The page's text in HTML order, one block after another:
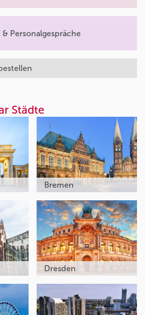
& Personalgespräche
Städte
Bremen
Dresden